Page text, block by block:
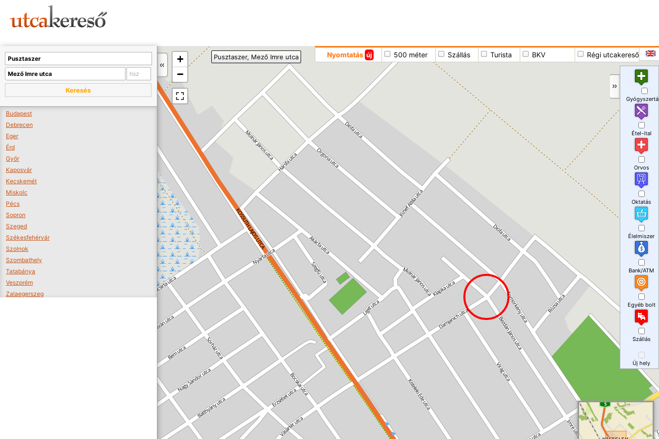
+
−
Nyomtatás új 500 méter Szállás Turista BKV Régi utcakereső
Pusztaszer, Mező Imre utca
Keresés
Budapest
Debrecen
Eger
Érd
Győr
Kaposvár
Kecskemét
Miskolc
Pécs
Sopron
Szeged
Székesfehérvár
Szolnok
Szombathely
Tatabánya
Veszprém
Zalaegerszeg
Étel-ital
Orvos
Oktatás
Élelmiszer
Bank/ATM
Egyéb bolt
Szállás
Új hely
A térképet kicsinyíteni kell, hogy látszódjanak a boltok.
Boltok látszódjanak >>